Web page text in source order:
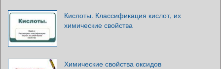
Кислоты. Классификация кислот, их
химические свойства
Химические свойства оксидов